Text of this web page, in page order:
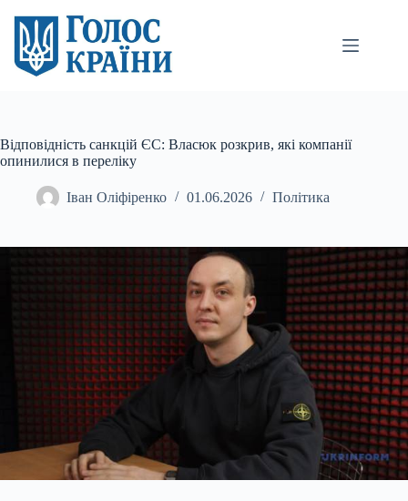
вмісту
Відповідність санкцій ЄС: Власюк розкрив, які компанії
опинилися в переліку
Іван Оліфіренко 01.06.2026 Політика